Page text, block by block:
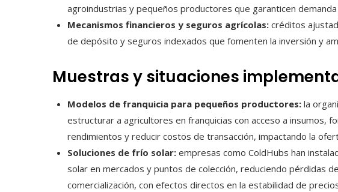
agroindustrias y pequeños productores que garanticen
Mecanismos financieros y seguros agrícolas: créditos
de depósito y seguros indexados que fomenten la inversión y
Muestras y situaciones
Modelos de franquicia para pequeños productores: la
estructurar a agricultores en franquicias con acceso a insumos,
rendimientos y reducir costos de transacción, impactando la
Soluciones de frío solar: empresas como ColdHubs han
solar en mercados y puntos de colección, reduciendo pérdidas
comercialización, con efectos directos en la estabilidad de